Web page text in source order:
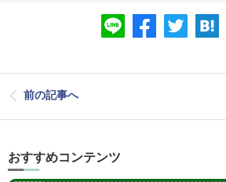
前の記事へ
おすすめコンテンツ